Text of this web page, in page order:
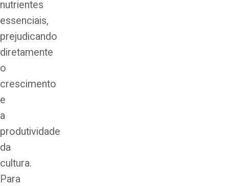
nutrientes
essenciais,
prejudicando
diretamente
o
crescimento
e
a
produtividade
da
cultura.
Para